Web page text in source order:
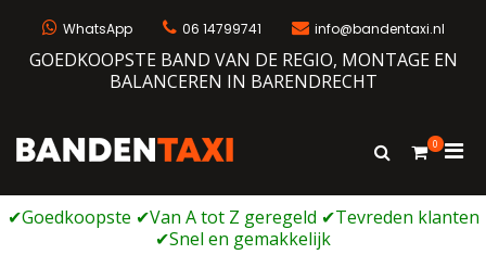
WhatsApp 06 14799741 info@bandentaxi.nl
GOEDKOOPSTE BAND VAN DE REGIO, MONTAGE EN
BALANCEREN IN BARENDRECHT
Bandengarage met eigen webshop
Toon
0
voor